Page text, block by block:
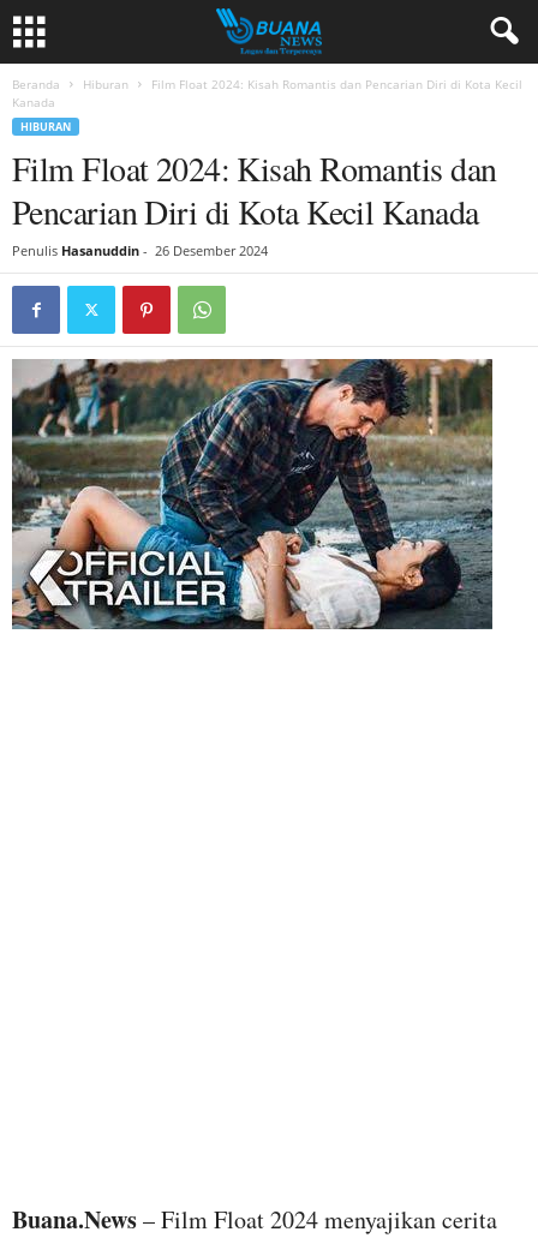
Beranda Hiburan
Film Float 2024: Kisah Romantis dan Pencarian Diri di Kota Kecil
Kanada
HIBURAN
Film Float 2024: Kisah Romantis dan
Pencarian Diri di Kota Kecil Kanada
Penulis Hasanuddin - 26 Desember 2024
Buana.News– Film Float 2024 menyajikan cerita